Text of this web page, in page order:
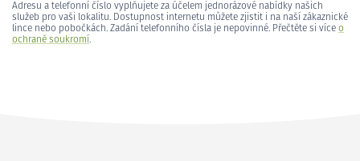
Adresu a telefonní číslo vyplňujete za účelem jednorázové nabídky našich
služeb pro vaši lokalitu. Dostupnost internetu můžete zjistit i na naší zákaznické
lince nebo pobočkách. Zadání telefonního čísla je nepovinné. Přečtěte si více o
ochraně soukromí.